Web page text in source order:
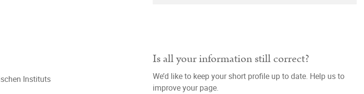
Instituts
Is all your information still correct?
We’d like to keep your short profile up to date. Help us to
improve your page.